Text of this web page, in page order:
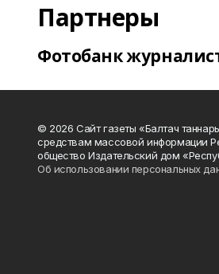
Партнеры
Фотобанк
© 2026 Сайт газеты «Балтач
средствам массовой информации
общество Издательский дом
Об использовании персональных